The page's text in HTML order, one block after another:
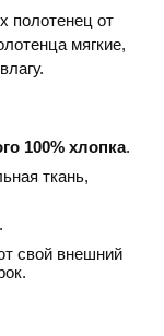
полотенец от
мягкие,
100% хлопка.
ткань,
свой внешний